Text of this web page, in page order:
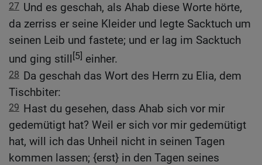
27 Und es geschah, als Ahab diese Worte hörte,
da zerriss er seine Kleider und legte Sacktuch um
seinen Leib und fastete; und er lag im Sacktuch
und ging still [5] einher.
28 Da geschah das Wort des Herrn zu Elia, dem
Tischbiter:
29 Hast du gesehen, dass Ahab sich vor mir
gedemütigt hat? Weil er sich vor mir gedemütigt
hat, will ich das Unheil nicht in seinen Tagen
kommen lassen; {erst} in den Tagen seines